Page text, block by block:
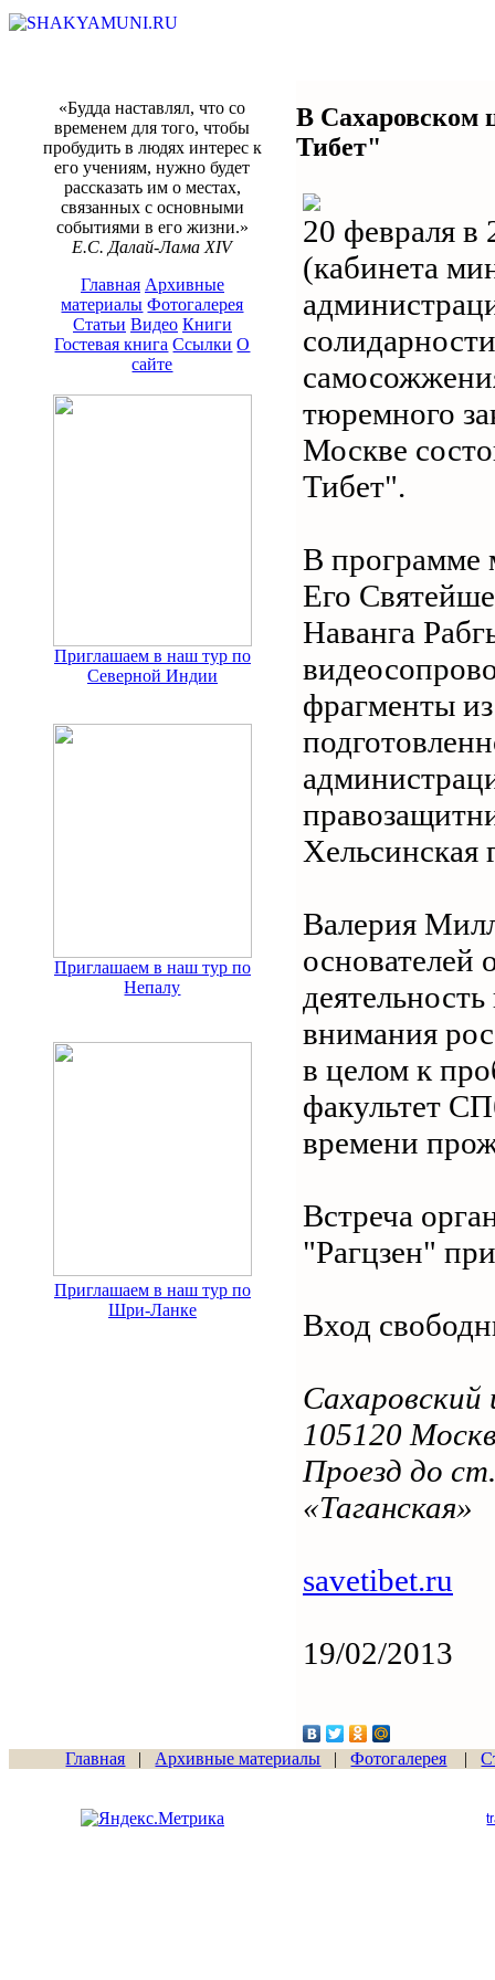
«Будда наставлял, что со
временем для того, чтобы
пробудить в людях интерес к
его учениям, нужно будет
рассказать им о местах,
связанных с основными
событиями в его жизни.»
Е.С. Далай-Лама XIV
Главная Архивные
материалы Фотогалерея
Статьи Видео Книги
Гостевая книга Ссылки О
сайте
Приглашаем в наш тур по
Северной Индии
Приглашаем в наш тур по
Непалу
Приглашаем в наш тур по
Шри-Ланке
В Сахаровском
Тибет"
20 февраля в
(кабинета
тюремного
Москве
Тибет".
В программе
Его
Наванга
фрагменты
Хельсинская
Валерия
основателей
внимания
в целом к
факультет
времени
Встреча
"Рагцзен"
Вход
105120
Проезд до
«Таганская»
savetibet.ru
19/02/2013
Главная | Архивные материалы |Фотогалерея |